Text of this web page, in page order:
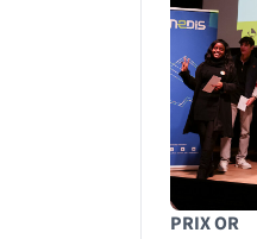
PRIX OR